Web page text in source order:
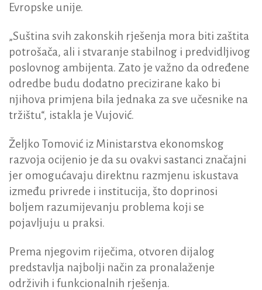
Evropske unije.
„Suština svih zakonskih rješenja mora biti zaštita
potrošača, ali i stvaranje stabilnog i predvidljivog
poslovnog ambijenta. Zato je važno da određene
odredbe budu dodatno precizirane kako bi
njihova primjena bila jednaka za sve učesnike na
tržištu“, istakla je Vujović.
Željko Tomović iz Ministarstva ekonomskog
razvoja ocijenio je da su ovakvi sastanci značajni
jer omogućavaju direktnu razmjenu iskustava
između privrede i institucija, što doprinosi
boljem razumijevanju problema koji se
pojavljuju u praksi.
Prema njegovim riječima, otvoren dijalog
predstavlja najbolji način za pronalaženje
održivih i funkcionalnih rješenja.